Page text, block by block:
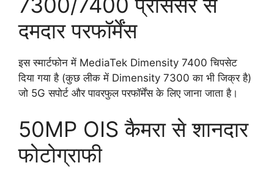
दमदार परफॉर्मेंस
इस स्मार्टफोन में MediaTek Dimensity 7400 चिपसेट
दिया गया है (कुछ लीक में Dimensity 7300 का भी जिक्र है)
जो 5G सपोर्ट और पावरफुल परफॉर्मेंस के लिए जाना जाता है।
50MP OIS कैमरा से शानदार
फोटोग्राफी